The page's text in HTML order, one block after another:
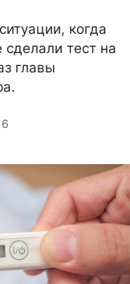
когда
тест на
главы